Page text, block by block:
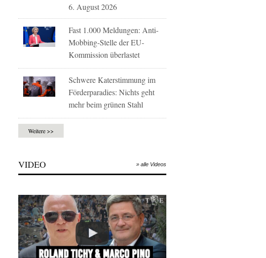
6. August 2026
Fast 1.000 Meldungen: Anti-
Mobbing-Stelle der EU-
Kommission überlastet
Schwere Katerstimmung im
Förderparadies: Nichts geht
mehr beim grünen Stahl
Weitere >>
VIDEO » alle Videos